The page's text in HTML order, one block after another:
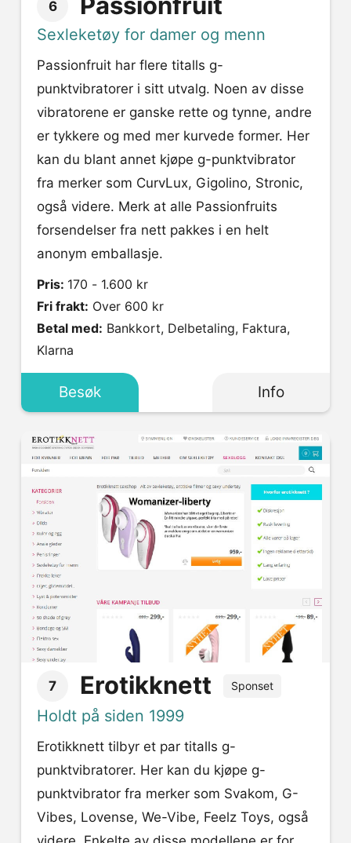
6
Sexleketøy for damer og menn
Passionfruit har flere titalls g-
punktvibratorer i sitt utvalg. Noen av disse
vibratorene er ganske rette og tynne, andre
er tykkere og med mer kurvede former. Her
kan du blant annet kjøpe g-punktvibrator
fra merker som CurvLux, Gigolino, Stronic,
også videre. Merk at alle Passionfruits
forsendelser fra nett pakkes i en helt
anonym emballasje.
Pris: 170 - 1.600 kr
Fri frakt: Over 600 kr
Betal med:
Klarna
Besøk Info
7 Erotikknett Sponset
Holdt på siden 1999
Erotikknett tilbyr et par titalls g-
punktvibratorer. Her kan du kjøpe g-
punktvibrator fra merker som Svakom, G-
Vibes, Lovense, We-Vibe, Feelz Toys, også